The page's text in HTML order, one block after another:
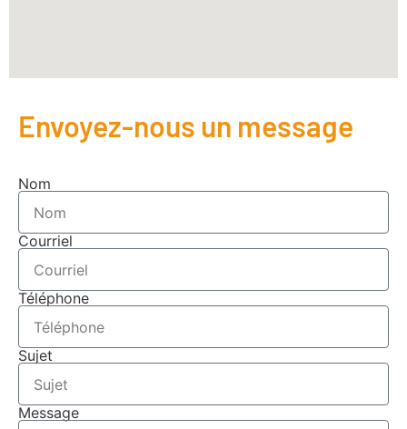
Envoyez-nous un message
Nom
Courriel
Téléphone
Sujet
Message